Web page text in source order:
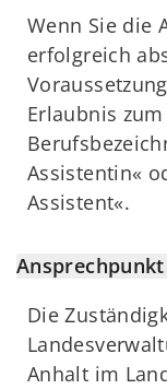
Wenn Sie die
erfolgreich
Erlaubnis
Assistentin«
Assistent«.
Ansprechpunkt
Die
Anhalt im